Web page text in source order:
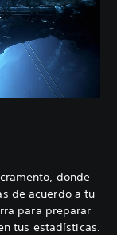
donde
de acuerdo a tu
para preparar
tus estadísticas.